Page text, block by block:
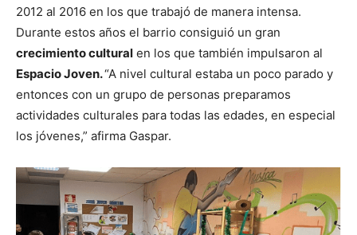
2012 al 2016 en los que trabajó de manera intensa.
Durante estos años el barrio consiguió un gran
crecimiento cultural en los que también impulsaron al
Espacio Joven.“A nivel cultural estaba un poco parado y
entonces con un grupo de personas preparamos
actividades culturales para todas las edades, en especial
los jóvenes,” afirma Gaspar.